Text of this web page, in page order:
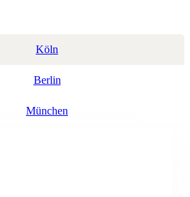
Köln
Berlin
München